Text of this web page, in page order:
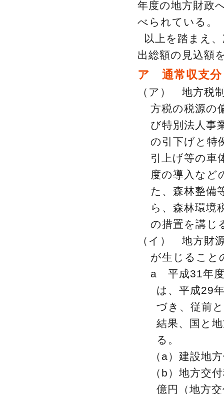
年度の地方財政
べられている。
以上を踏まえ
出総額の見込額
ア 通常収支分
（ア） 地方税
方税の税源の
び特別法人事
の引下げと特
引上げ等の車
度の導入など
た、森林整備
ら、森林環境
の措置を講じ
（イ） 地方財
が生じること
a 平成31年度
は、平成29
づき、従前
結果、国と
る。
（a）建設地
（b）地方交
億円（地方